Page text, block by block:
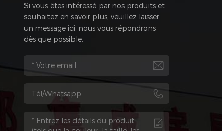
Si vous êtes intéressé par nos produits et
souhaitez en savoir plus, veuillez laisser
un message ici, nous vous répondrons
dès que possible.